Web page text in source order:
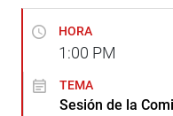
HORA
1:00 PM
TEMA
Sesión de la